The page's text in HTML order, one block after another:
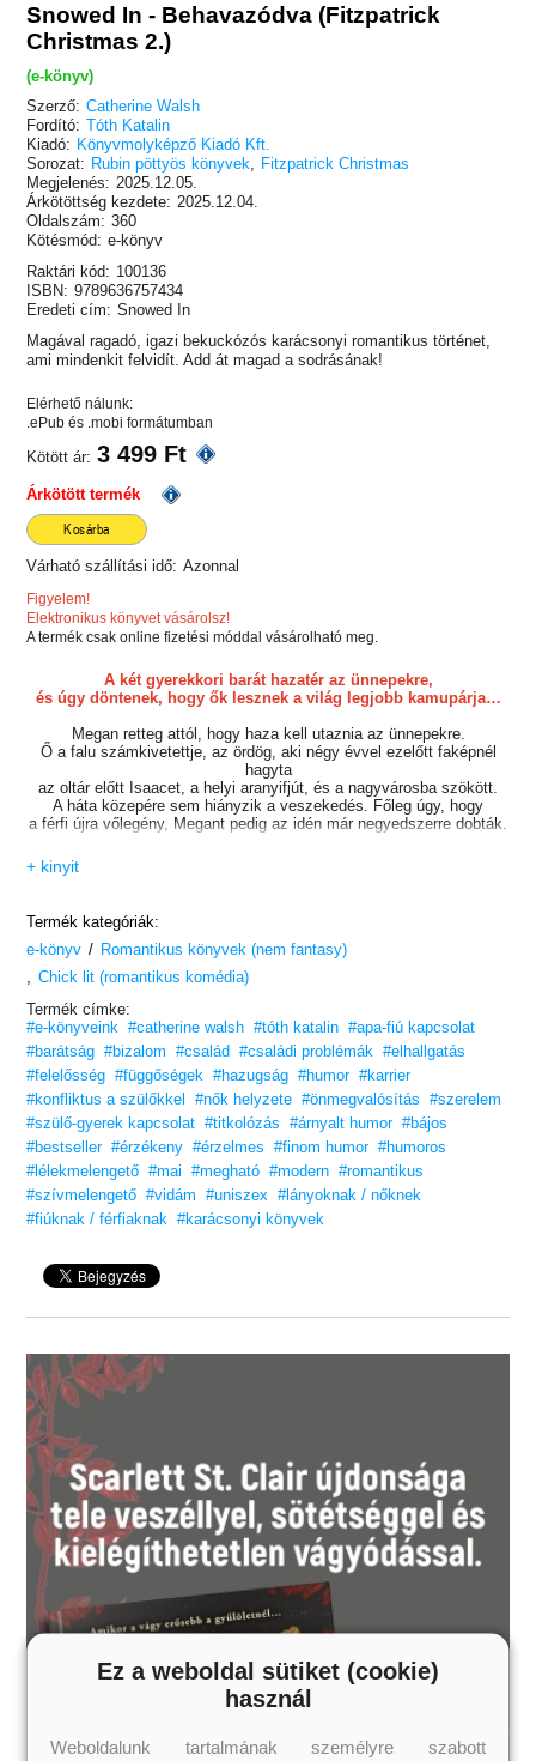
Snowed In - Behavazódva (Fitzpatrick
Christmas 2.)
(e-könyv)
Szerző: Catherine Walsh
Fordító: Tóth Katalin
Kiadó: Könyvmolyképző Kiadó Kft.
Sorozat: Rubin pöttyös könyvek
Fitzpatrick Christmas
Megjelenés: 2025.12.05.
Árkötöttség kezdete: 2025.12.04.
Oldalszám: 360
Kötésmód: e-könyv
Raktári kód: 100136
ISBN: 9789636757434
Eredeti cím: Snowed In
Magával ragadó, igazi bekuckózós karácsonyi romantikus történet,
ami mindenkit felvidít. Add át magad a sodrásának!
Elérhető nálunk:
.ePub és .mobi formátumban
Kötött ár: 3 499 Ft
Árkötött termék
Kosárba
Várható szállítási idő: Azonnal
Figyelem!
Elektronikus könyvet vásárolsz!
A termék csak online fizetési móddal vásárolható meg.
A két gyerekkori barát hazatér az ünnepekre,
és úgy döntenek, hogy ők lesznek a világ legjobb kamupárja…
Megan retteg attól, hogy haza kell utaznia az ünnepekre.
Ő a falu számkivetettje, az ördög, aki négy évvel ezelőtt faképnél
hagyta
az oltár előtt Isaacet, a helyi aranyifjút, és a nagyvárosba szökött.
A háta közepére sem hiányzik a veszekedés. Főleg úgy, hogy
a férfi újra vőlegény, Megant pedig az idén már negyedszerre dobták.
Christiannek elege van abból, hogy minden karácsonykor szingli.
szavakkal és pillantásokkal a családi vacsoránál, holott ő teljesen jól
van.
Miután Megan szó szerint belebotlik Christianbe egy dublini pubban,
egyezséget kötnek. Elhatározzák, hogy ők lesznek a világ legjobb
kamupárja,
és együtt fogják átvészelni az ünnepeket.
Szabályokat állítanak fel, és aláírnak egy borpecsétes szalvétára
vetett szerződést,
ami alapján végig fogják ülni egymás családi összejöveteleit,
eljátsszák, hogy
hihetetlenül szerelmesek egymásba, és ezt teszik egészen addig,
amíg maguk mögött
nem tudják az év végi kötelezettségeiket. Végül is csak néhány
hétről van szó.
a régi barátokkal, szerelmekkel és az egykori érzésekkel is
Magával ragadó, igazi bekuckózós karácsonyi
„Igazán üdítő kis karácsonyi olvasmány, Christian pedig
egy igazi úriember, a szó legjobb értelmében.” – Solona, moly.hu
Szereted az érzéki, de tartalmas könyveket?
Vidd haza nyugodtan, tetszeni fog!
Fiatal nőknek,
felső korhatár nélkül!
+ kinyit
Termék kategóriák:
e-könyv / Romantikus könyvek (nem fantasy)
Chick lit (romantikus komédia)
Termék címke:
#e-könyveink #catherine walsh #tóth katalin #apa-fiú kapcsolat
#barátság #bizalom #család #családi problémák #elhallgatás
#felelősség #függőségek #hazugság #humor #karrier
#konfliktus a szülőkkel
#nők helyzete #önmegvalósítás
#szerelem
#szülő-gyerek kapcsolat #titkolózás #árnyalt humor #bájos
#bestseller #érzékeny #érzelmes #finom humor #humoros
#lélekmelengető #mai #megható #modern #romantikus
#szívmelengető #vidám #uniszex #lányoknak / nőknek
#fiúknak / férfiaknak #karácsonyi könyvek
Ez a weboldal sütiket (cookie)
használ
Weboldalunk tartalmának személyre szabott